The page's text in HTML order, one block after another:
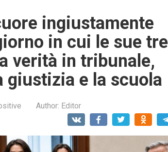
ingiustamente
in cui le sue tre
verità in tribunale,
giustizia e la scuola
Author: Editor